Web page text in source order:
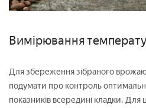
Вимірювання
Для збереження зібраного врожаю
подумати про контроль
показників всередині кладки. Для